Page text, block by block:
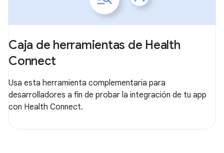
Caja de herramientas de Health
Connect
Usa esta herramienta complementaria para
desarrolladores a fin de probar la integración de tu app
con Health Connect.